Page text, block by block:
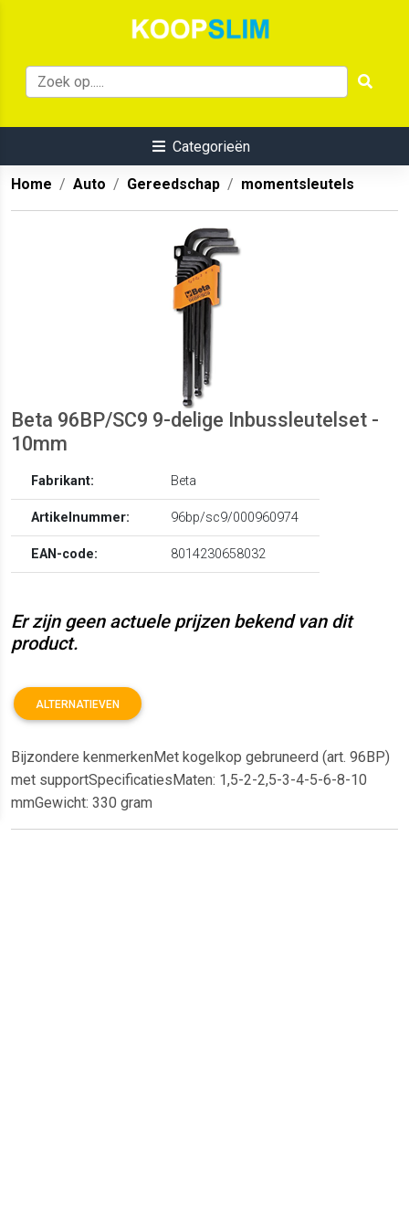
Categorieën
Home Auto Gereedschap momentsleutels
Beta 96BP/SC9 9-delige Inbussleutelset -
10mm
Fabrikant: Beta
Artikelnummer: 96bp/sc9/000960974
EAN-code: 8014230658032
Er zijn geen actuele prijzen bekend van dit
product.
ALTERNATIEVEN
Bijzondere kenmerkenMet kogelkop gebruneerd (art. 96BP)
met supportSpecificatiesMaten: 1,5-2-2,5-3-4-5-6-8-10
mmGewicht: 330 gram